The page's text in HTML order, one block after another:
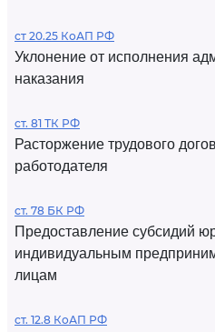
ст 20.25 КоАП РФ
Уклонение от исполнения
наказания
ст. 81 ТК РФ
Расторжение трудового
работодателя
ст. 78 БК РФ
Предоставление субсидий
индивидуальным
лицам
ст. 12.8 КоАП РФ